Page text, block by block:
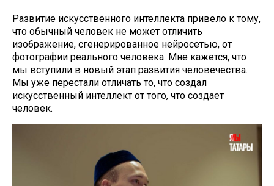
Развитие искусственного интеллекта привело к тому,
что обычный человек не может отличить
изображение, сгенерированное нейросетью, от
фотографии реального человека. Мне кажется, что
мы вступили в новый этап развития человечества.
Мы уже перестали отличать то, что создал
искусственный интеллект от того, что создает
человек.